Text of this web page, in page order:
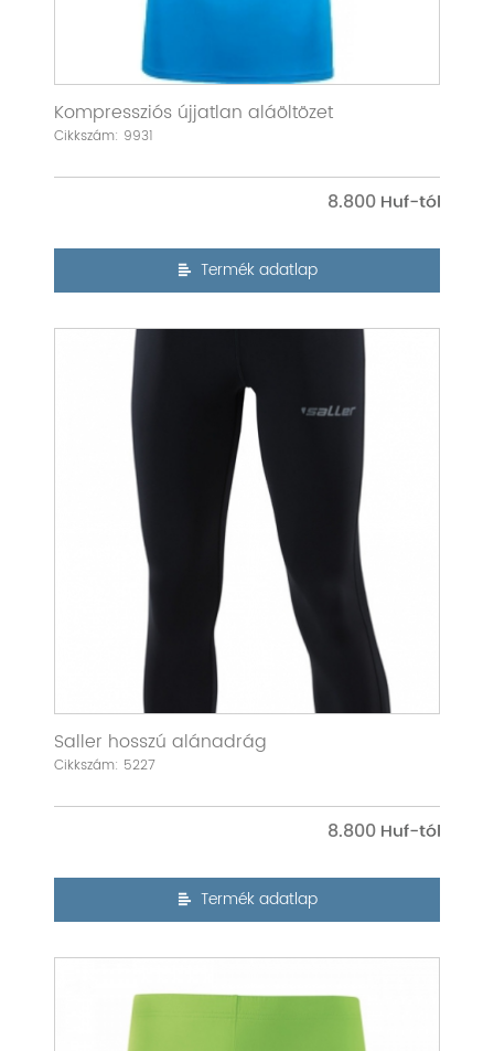
Kompressziós újjatlan aláöltözet
Cikkszám: 9931
8.800
Termék adatlap
Saller hosszú alánadrág
Cikkszám: 5227
8.800
Termék adatlap